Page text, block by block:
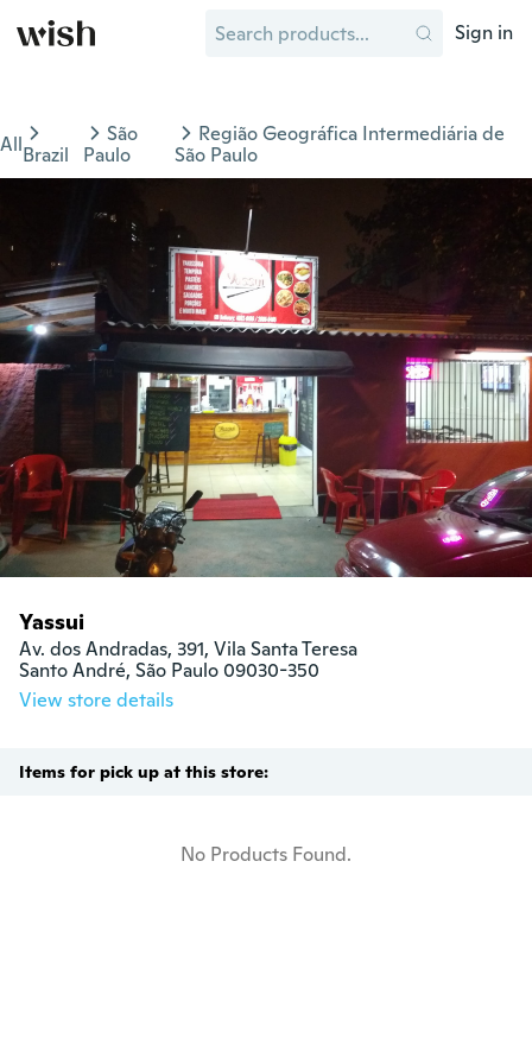
Sign in
AllBrazil
São
Paulo
Região Geográfica Intermediária de
São Paulo
Yassui
Av. dos Andradas, 391, Vila Santa Teresa
Santo André, São Paulo 09030-350
View store details
Items for pick up at this store:
No Products Found.